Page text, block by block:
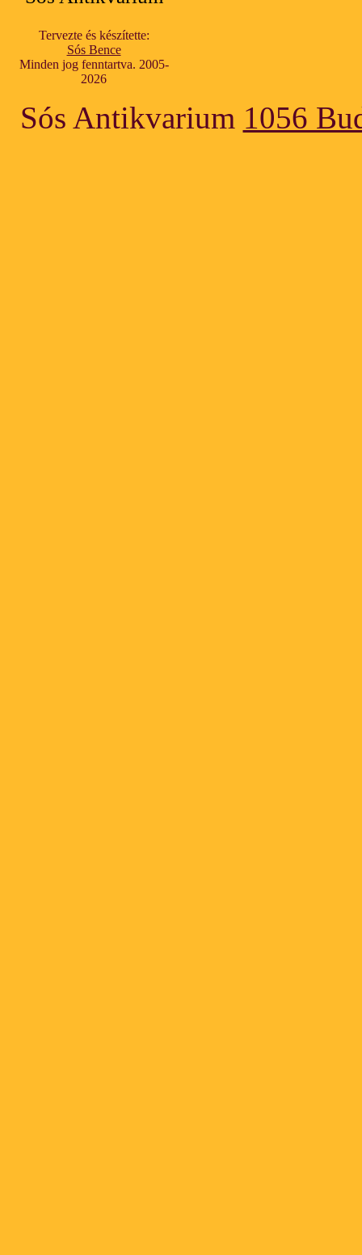
Tervezte és készítette:
Sós Bence
Minden jog fenntartva. 2005-
2026
Sós Antikvarium 1056